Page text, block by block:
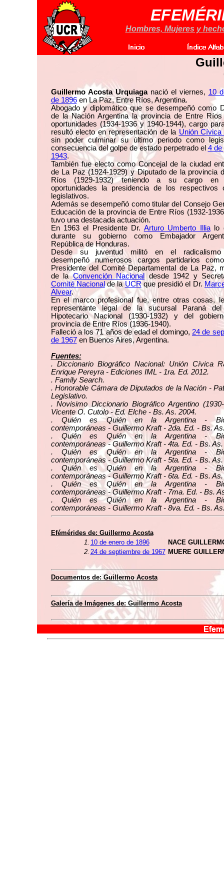
Hombres, Mujeres y
Guillermo Acosta Urquiaganació el viernes, 10
de 1896en La Paz, Entre Ríos, Argentina.
Abogado y diplomático que se desempeñó como
de la Nación Argentina la provincia de Entre
oportunidades (1934-1936 y 1940-1944), cargo
resultó electo en representación de la Unión Cívica
sin poder culminar su último periodo como
consecuencia del golpe de estado perpetrado el 4 de
1943.
También fue electo como Concejal de la ciudad
de La Paz (1924-1929) y Diputado de la provincia
Ríos (1929-1932) teniendo a su cargo en
oportunidades la presidencia de los respectivos
legislativos.
Además se desempeñó como titular del Consejo
Educación de la provincia de Entre Ríos (1932-
tuvo una destacada actuación.
En 1963 el Presidente Dr. Arturo Umberto Illialo
durante su gobierno como Embajador
República de Honduras.
Desde su juventud militó en el radicalismo
desempeñó numerosos cargos partidarios
Presidente del Comité Departamental de La Paz,
de laConvención Nacional
desde 1942 y
Comité Nacionalde laUCRque presidió el Dr.
Alvear.
En el marco profesional fue, entre otras cosas,
representante legal de la sucursal Paraná
Hipotecario Nacional (1930-1932) y del
provincia de Entre Ríos (1936-1940).
Falleció a los 71 años de edad el domingo, 24 de
de 1967en Buenos Aires, Argentina.
Fuentes:
. Diccionario Biográfico Nacional: Unión Cívica
Enrique Pereyra - Ediciones IML - 1ra. Ed. 2012.
. Family Search.
. Honorable Cámara de Diputados de la Nación -
Legislativo.
. Novisimo Diccionario Biográfico Argentino
Vicente O. Cutolo - Ed. Elche - Bs. As. 2004.
. Quién es Quién en la Argentina -
contemporáneas - Guillermo Kraft - 2da. Ed. - Bs.
. Quién es Quién en la Argentina -
contemporáneas - Guillermo Kraft - 4ta. Ed. - Bs. As.
. Quién es Quién en la Argentina -
contemporáneas - Guillermo Kraft - 5ta. Ed. - Bs. As.
. Quién es Quién en la Argentina -
contemporáneas - Guillermo Kraft - 6ta. Ed. - Bs. As.
. Quién es Quién en la Argentina -
contemporáneas - Guillermo Kraft - 7ma. Ed. - Bs.
. Quién es Quién en la Argentina -
contemporáneas - Guillermo Kraft - 8va. Ed. - Bs.
Efémérides de: Guillermo Acosta
1. 10 de enero de 1896
NACE
2. 24 de septiembre de 1967 MUERE
Documentos de: Guillermo Acosta
Galería de Imágenes de: Guillermo Acosta